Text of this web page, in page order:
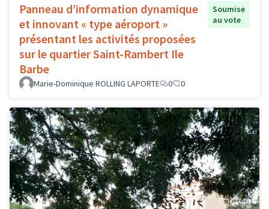
Panneau d’information dynamique
et innovant « type aéroport »
présentant les activités proposées
sur le quartier Saint-Rambert Ile
Barbe
Soumise
au vote
Marie-Dominique ROLLING LAPORTE 0 0